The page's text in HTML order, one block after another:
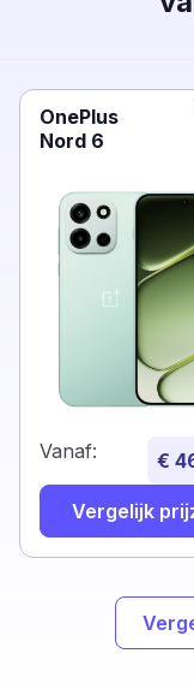
OnePlus
Nord 6
Vanaf: €
Vergelijk